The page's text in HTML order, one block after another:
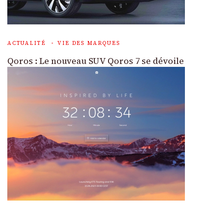
ACTUALITÉ VIE DES MARQUES
Qoros : Le nouveau SUV Qoros 7 se dévoile